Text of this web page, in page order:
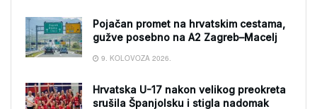
Pojačan promet na hrvatskim cestama,
gužve posebno na A2 Zagreb–Macelj
9. KOLOVOZA 2026.
Hrvatska U-17 nakon velikog preokreta
srušila Španjolsku i stigla nadomak